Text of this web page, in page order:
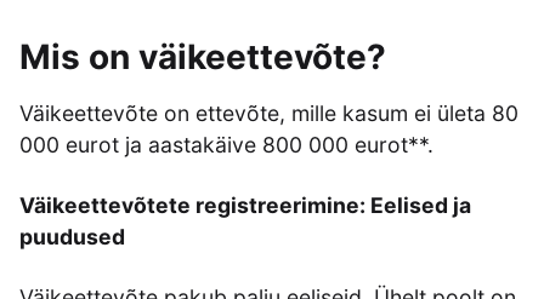
Mis on väikeettevõte?
Väikeettevõte on ettevõte, mille kasum ei ületa 80
000 eurot ja aastakäive 800 000 eurot**.
Väikeettevõtete registreerimine: Eelised ja
puudused